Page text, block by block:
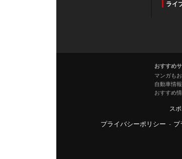
ライ
おすすめ
マンガも
自動車情
おすすめ
ス
プライバシーポリシー - プ